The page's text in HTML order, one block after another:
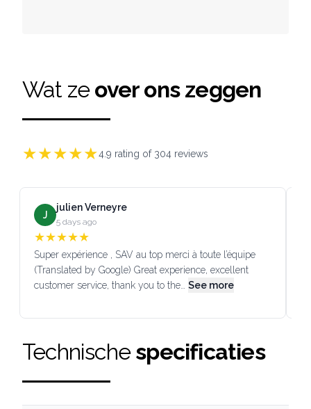
Wat zeover ons zeggen
★★★★★4.9 rating of 304 reviews
J
julien Verneyre
5 days ago
★★★★★
Super expérience , SAV au top merci à toute l’équipe
(Translated by Google) Great experience, excellent
customer service, thank you to the…
See more
Technischespecificaties